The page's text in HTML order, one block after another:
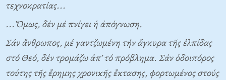
τεχνοκρατίας...
...Ὅμως, δέν μέ πνίγει ἡ ἀπόγνωση.
Σάν ἄνθρωπος, μέ γαντζωμένη τήν ἄγκυρα τῆς ἐλπίδας
στό Θεό, δέν τρομάζω ἀπ’ τό πρόβλημα. Σάν ὁδοιπόρος
τούτης τῆς ἔρημης χρονικῆς ἔκτασης, φορτωμένος στούς